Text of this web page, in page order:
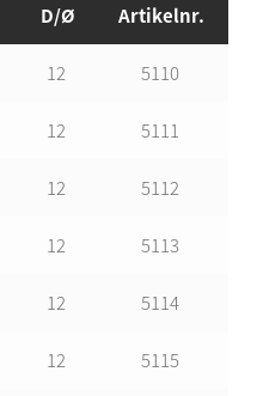
D/Ø Artikelnr.
12 5110
12 5111
12 5112
12 5113
12 5114
12 5115